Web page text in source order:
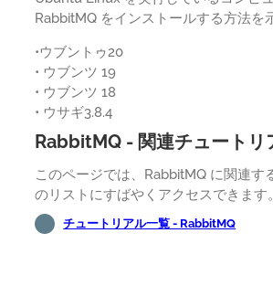
RabbitMQ をインストールする方法を
•ウブントゥ20
• ウブンツ 19
• ウブンツ 18
• ウサギ3.8.4
RabbitMQ - 関連チュートリ
このページでは、RabbitMQ に関連す
のリストにすばやくアクセスできます。
チュートリアル一覧 - RabbitMQ